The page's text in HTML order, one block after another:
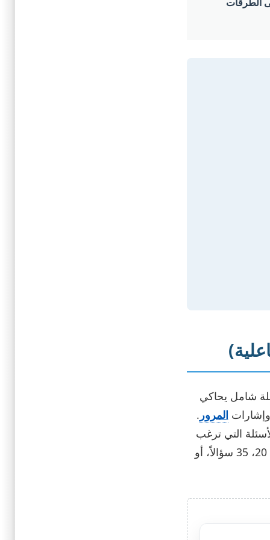
شامل يحاكي
المرور .
التي ترغب
في التدرب عليها في كل جلسة. يمكنك اختيار إجراء اختبار سريع مكون من 5، 10، 20، 35 سؤالاً، أو